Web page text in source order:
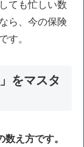
ても忙しい数
ら、今の保険
。
をマスタ
え方です。